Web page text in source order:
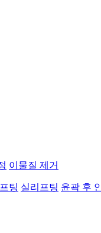
이물질 제거
팅 실리프팅 윤곽 후